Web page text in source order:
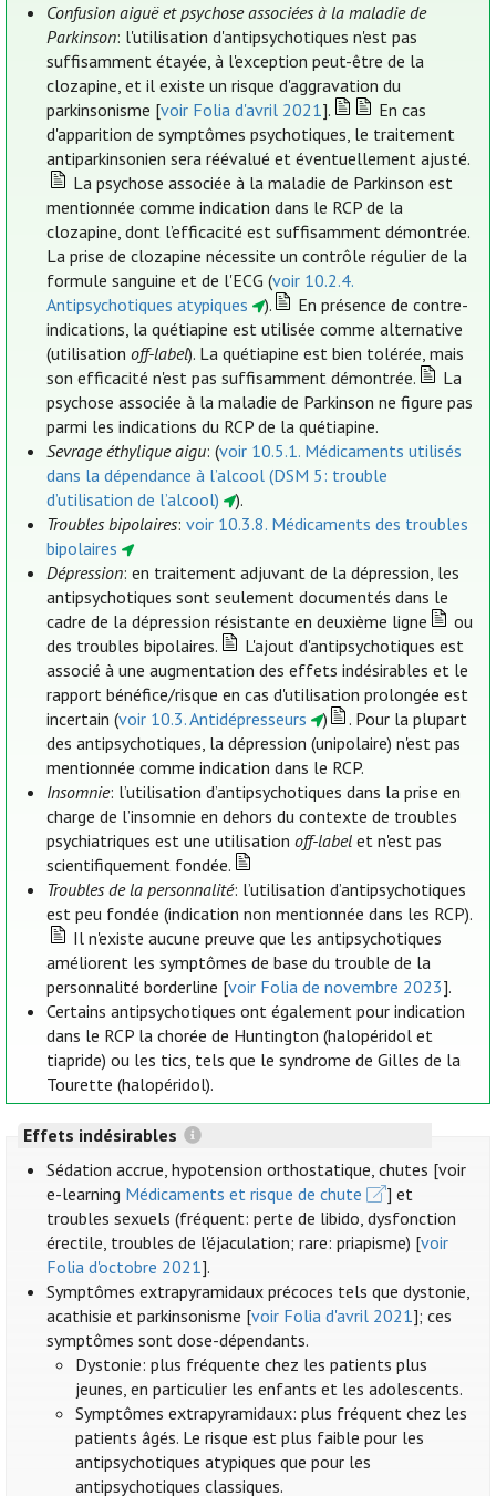
Confusion aiguë et psychose associées à la maladie de
Parkinson: l'utilisation d'antipsychotiques n'est pas
suffisamment étayée, à l'exception peut-être de la
clozapine, et il existe un risque d'aggravation du
parkinsonisme [voir Folia d'avril 2021].
En cas
d'apparition de symptômes psychotiques, le traitement
antiparkinsonien sera réévalué et éventuellement ajusté.
La psychose associée à la maladie de Parkinson est
mentionnée comme indication dans le RCP de la
clozapine, dont l’efficacité est suffisamment démontrée.
La prise de clozapine nécessite un contrôle régulier de la
formule sanguine et de l'ECG (voir 10.2.4.
Antipsychotiques atypiques
).
En présence de contre-
indications, la quétiapine est utilisée comme alternative
(utilisationoff-label). La quétiapine est bien tolérée, mais
son efficacité n'est pas suffisamment démontrée.
La
psychose associée à la maladie de Parkinson ne figure pas
parmi les indications du RCP de la quétiapine.
Sevrage éthylique aigu: (voir 10.5.1. Médicaments utilisés
dans la dépendance à l’alcool (DSM 5: trouble
d’utilisation de l’alcool)
).
Troubles bipolaires:voir 10.3.8. Médicaments des troubles
bipolaires
Dépression: en traitement adjuvant de la dépression, les
antipsychotiques sont seulement documentés dans le
cadre de la dépression résistante en deuxième ligne
ou
des troubles bipolaires.
L'ajout d'antipsychotiques est
associé à une augmentation des effets indésirables et le
rapport bénéfice/risque en cas d'utilisation prolongée est
incertain (voir 10.3. Antidépresseurs )
. Pour la plupart
des antipsychotiques, la dépression (unipolaire) n'est pas
mentionnée comme indication dans le RCP.
Insomnie: l’utilisation d’antipsychotiques dans la prise en
charge de l’insomnie en dehors du contexte de troubles
psychiatriques est une utilisationoff-label et n'est pas
scientifiquement fondée.
Troubles de la personnalité: l’utilisation d’antipsychotiques
est peu fondée (indication non mentionnée dans les RCP).
Il n'existe aucune preuve que les antipsychotiques
améliorent les symptômes de base du trouble de la
personnalité borderline [voir Folia de novembre 2023].
Certains antipsychotiques ont également pour indication
dans le RCP la chorée de Huntington (halopéridol et
tiapride) ou les tics, tels que le syndrome de Gilles de la
Tourette (halopéridol).
Effets indésirables
Sédation accrue, hypotension orthostatique, chutes [voir
e-learning Médicaments et risque de chute
] et
troubles sexuels (fréquent: perte de libido, dysfonction
érectile, troubles de l'éjaculation; rare: priapisme) [voir
Folia d'octobre 2021].
Symptômes extrapyramidaux précoces tels que dystonie,
acathisie et parkinsonisme [voir Folia d'avril 2021]; ces
symptômes sont dose-dépendants.
Dystonie: plus fréquente chez les patients plus
jeunes, en particulier les enfants et les adolescents.
Symptômes extrapyramidaux: plus fréquent chez les
patients âgés. Le risque est plus faible pour les
antipsychotiques atypiques que pour les
antipsychotiques classiques.